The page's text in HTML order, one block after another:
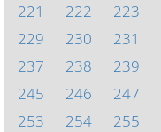
221
222 223
229
230 231
237
238 239
245
246 247
253
254 255